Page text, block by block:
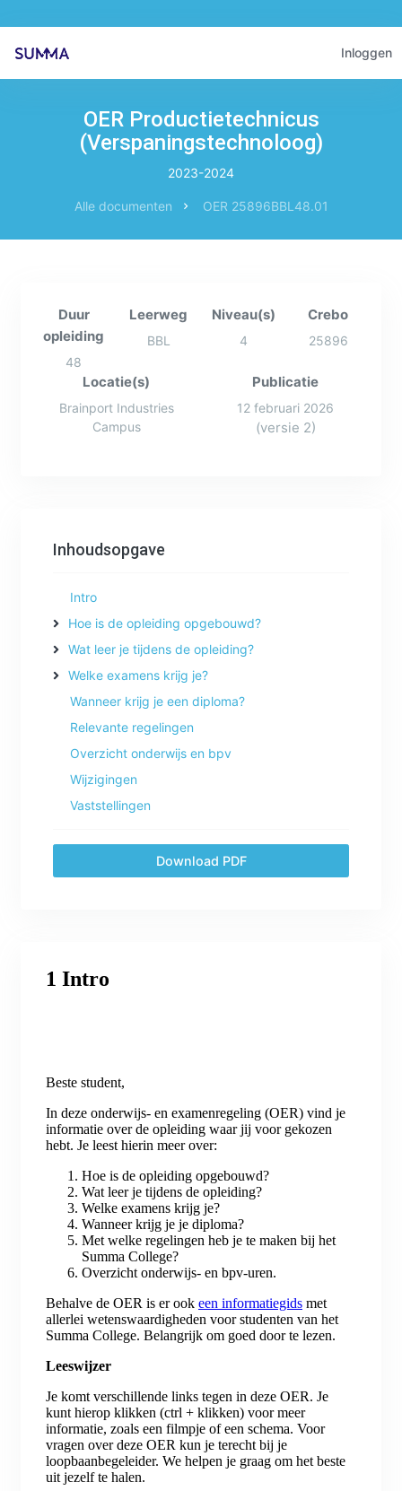
Inloggen
OER Productietechnicus
(Verspaningstechnoloog)
2023-2024
Alle documenten OER 25896BBL48.01
Duur
opleiding
48
Leerweg
BBL
Niveau(s)
4
Crebo
25896
Locatie(s)
Brainport Industries
Campus
Publicatie
12 februari 2026
(versie 2)
Inhoudsopgave
Intro
Hoe is de opleiding opgebouwd?
Wat leer je tijdens de opleiding?
Welke examens krijg je?
Wanneer krijg je een diploma?
Relevante regelingen
Overzicht onderwijs en bpv
Wijzigingen
Vaststellingen
Download PDF